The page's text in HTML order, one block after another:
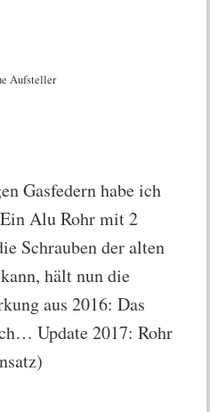
Aufsteller
Gasfedern habe ich
Alu Rohr mit 2
Schrauben der alten
hält nun die
aus 2016: Das
Update 2017: Rohr